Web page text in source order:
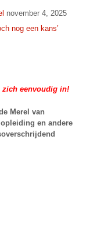
november 4, 2025
nog een kans’
zich eenvoudig in!
Merel van
en andere